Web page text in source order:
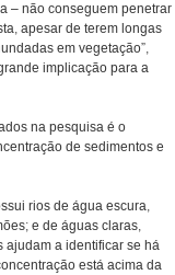
– não conseguem penetrar
apesar de terem longas
em vegetação”,
implicação para a
na pesquisa é o
de sedimentos e
rios de água escura,
e de águas claras,
ajudam a identificar se há
está acima da